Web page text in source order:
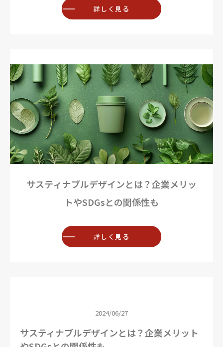
詳しく見る
サスティナブルデザインとは？企業メリッ
トやSDGsとの関係性も
詳しく見る
2024/06/27
サスティナブルデザインとは？企業メリット